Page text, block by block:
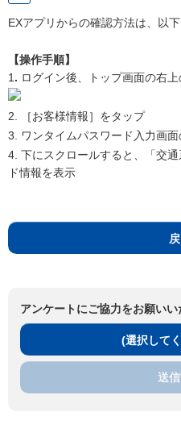
EXアプリからの確認方法は、以下
【操作手順】
1. ログイン後、トップ画面の右
2. ［お客様情報］をタップ
3. ワンタイムパスワード入力画
4. 下にスクロールすると、「交
ド情報を表示
アンケートにご協力をお願いい
(選択して
送